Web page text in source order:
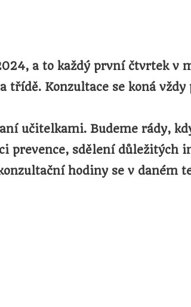
a to každý první čtvrtek v
třídě. Konzultace se koná vždy
učitelkami. Budeme rády,
prevence, sdělení důležitých
hodiny se v daném